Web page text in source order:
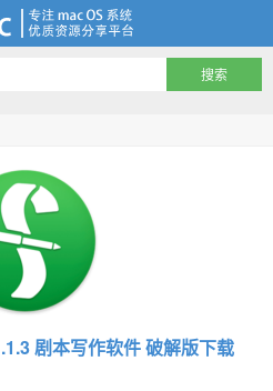
剧本写作软件 破解版下载